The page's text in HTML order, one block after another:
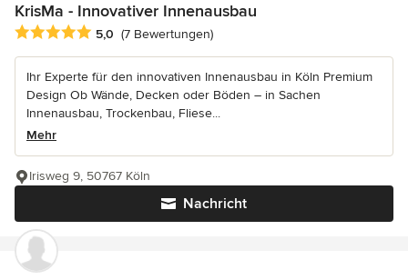
KrisMa - Innovativer Innenausbau
Durchschnittliche Bewertung: 5 von 5 Sternen
5,0 (7 Bewertungen)
Ihr Experte für den innovativen Innenausbau in Köln Premium
Design Ob Wände, Decken oder Böden – in Sachen
Innenausbau, Trockenbau, Fliese...
Mehr
Nachricht
Irisweg 9, 50767 Köln